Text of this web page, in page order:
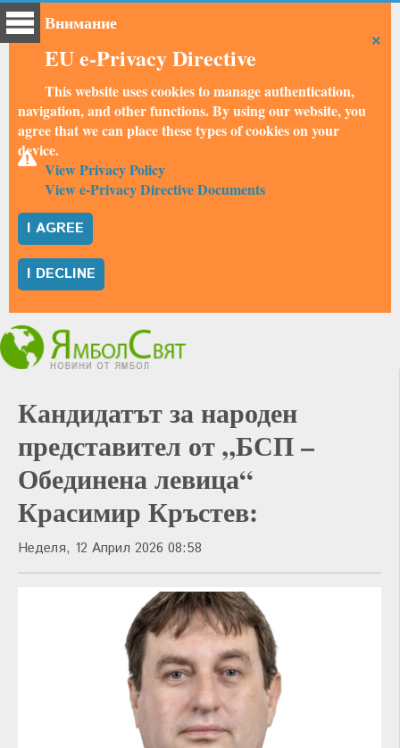
×
Внимание
EU e-Privacy Directive
This website uses cookies to manage authentication,
navigation, and other functions. By using our website, you
agree that we can place these types of cookies on your
device.
View Privacy Policy
View e-Privacy Directive Documents
I AGREE
I DECLINE
Кандидатът за народен
представител от „БСП –
Обединена левица“
Красимир Кръстев:
Неделя, 12 Април 2026 08:58